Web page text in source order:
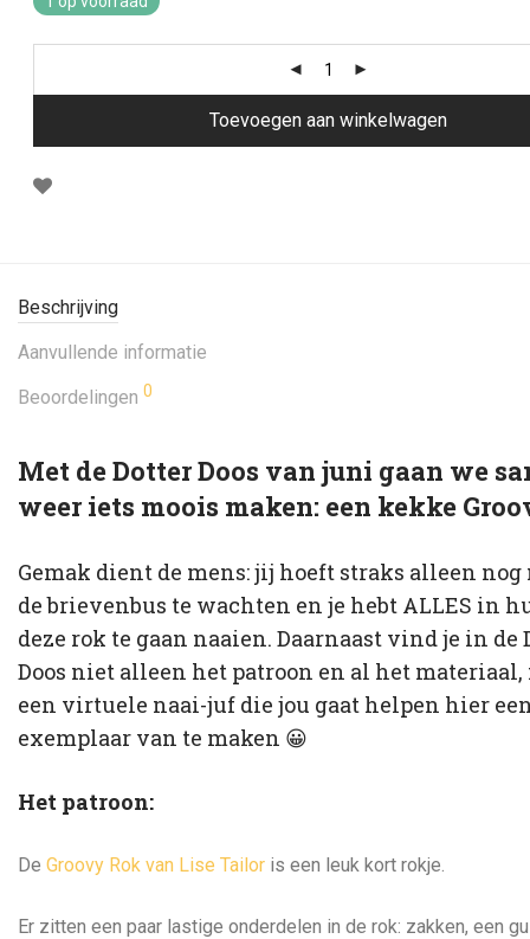
Toevoegen aan winkelwagen
Beschrijving
Aanvullende informatie
Beoordelingen 0
Met de Dotter Doos van juni gaan we
weer iets moois maken: een kekke
Gemak dient de mens: jij hoeft straks alleen nog
de brievenbus te wachten en je hebt ALLES in
deze rok te gaan naaien. Daarnaast vind je in de
Doos niet alleen het patroon en al het materiaal,
een virtuele naai-juf die jou gaat helpen hier
exemplaar van te maken 😀
Het patroon:
De Groovy Rok van Lise Tailor is een leuk kort rokje.
Er zitten een paar lastige onderdelen in de rok: zakken, een